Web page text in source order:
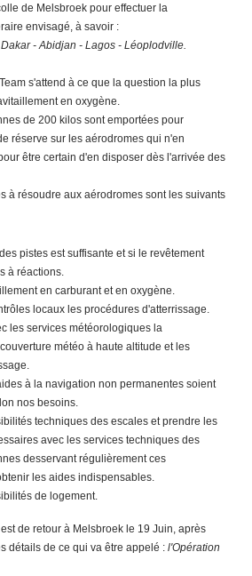
de Melsbroek pour effectuer la
envisagé, à savoir :
- Abidjan - Lagos - Léoplodville.
s'attend à ce que la question la plus
en oxygène.
de 200 kilos sont emportées pour
réserve sur les aérodromes qui n'en
être certain d'en disposer dès l'arrivée des
à résoudre aux aérodromes sont les suivants
pistes est suffisante et si le revêtement
à réactions.
en carburant et en oxygène.
locaux les procédures d'atterrissage.
les services météorologiques la
météo à haute altitude et les
à la navigation non permanentes soient
nos besoins.
techniques des escales et prendre les
avec les services techniques des
desservant régulièrement ces
les aides indispensables.
de logement.
de retour à Melsbroek le 19 Juin, après
détails de ce qui va être appelé : l'Opération